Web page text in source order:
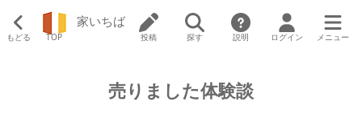
もどる TOP
家いちば
投稿 探す 説明 ログイン メニュー
売りました体験談